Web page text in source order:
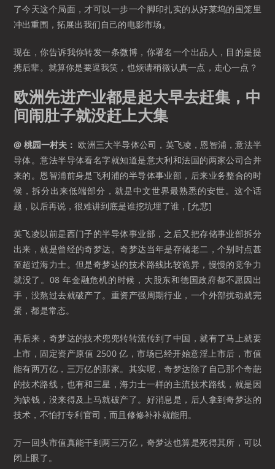
了今天这个局面，才可以一步一个脚印扎实的从好莱坞的围笼里
冲出重围，拓展出我们自己的电影市场。
现在，你告诉我你转发一条微博，你署名一个出品人，目的是提
携后辈。就算你是要逗我笑，也烦请稍微认真一点，走心一点？
欧洲先进产业都是起大早去赶集，中
间闹肚子就没赶上大集
@ 桃园一村夫： 欧洲三大半导体公司，英飞凌，恩智浦，意法半
导体。意法半导体看名字就知道是意大利和法国的两家公司合并
来的。恩智浦前身是飞利浦的半导体事业部，后来业务整合的时
候，拆分出来低端部分，就是中文世界最熟悉的安世。这个话
题，以后再说，很难讲到底是谁挖坑埋了谁，[允悲]
英飞凌以前是西门子的半导体事业部，之后又把存储事业部拆分
出来，就是曾经的奇梦达。奇梦达当年是存储老二，个别时点甚
至超过海力士。但是奇梦达的技术路线比较诡异，慢慢的竞争力
就没了。08 年金融危机的时候，大股东和德国政府都不愿因出
手，没熬过去就破产了。重资产强周期行业，一个外部扰动就完
蛋，都是常态。
再后来，奇梦达的技术兜兜转转流传到了中国，就有了马上就要
上市，固定资产原值 2500 亿，市场已经开始意淫上市后，市值
能有两万亿，三万亿的那家。其实呢，奇梦达除了自己那个奇葩
的技术路线，也有和三星，海力士一样的主流技术路线，就是因
为缺钱，没来得及上马就破产了。好消息是，后人拿到奇梦达的
技术，不怕打专利官司，而且修修补补就能用。
万一回头市值真能干到两三万亿，奇梦达也算是死得其所，可以
闭上眼了。